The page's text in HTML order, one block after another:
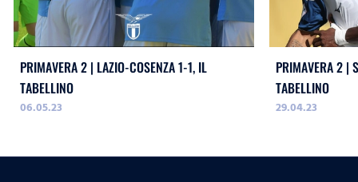
PRIMAVERA 2 | LAZIO-COSENZA 1-1, IL
TABELLINO
06.05.23
PRIMAVERA 2 |
TABELLINO
29.04.23